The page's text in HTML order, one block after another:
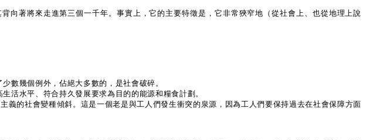
著將來走進第三個一千年。事實上，它的主要特徵是，它非常狹窄地（從社會上、也從地理上說
幾個例外，佔絕大多數的，是社會破碎。
水平、符合持久發展要求為目的的能源和糧食計劃。
的社會變種傾斜。這是一個老是與工人們發生衝突的泉源，因為工人們要保持過去在社會保障方面